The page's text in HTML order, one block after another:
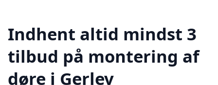
Indhent altid mindst 3
tilbud på montering af
døre i Gerlev